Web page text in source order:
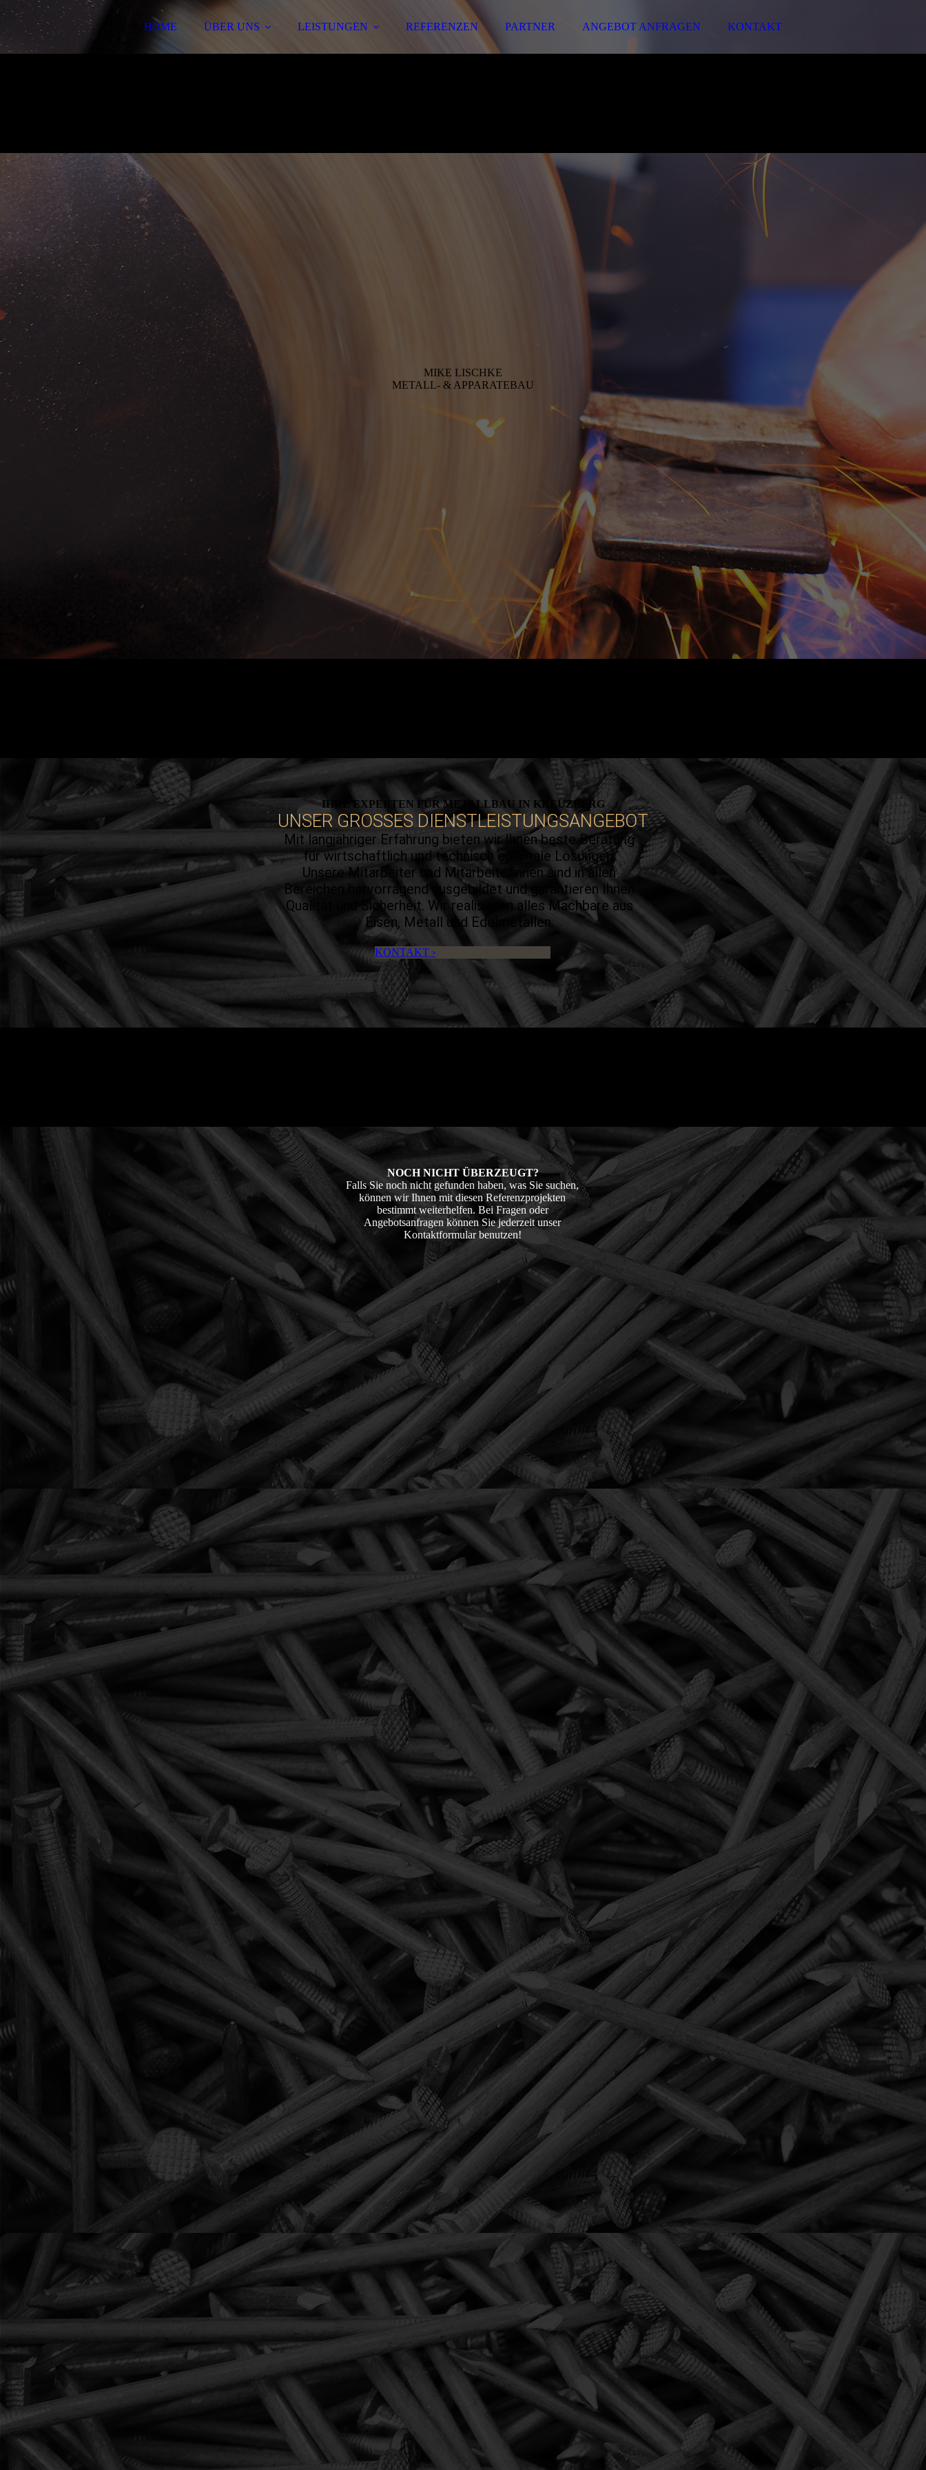
HOME ÜBER UNS LEISTUNGEN REFERENZEN PARTNER ANGEBOT ANFRAGEN KONTAKT
MIKE LISCHKE
METALL- & APPARATEBAU
IHRE EXPERTEN FÜR METALL­BAU IN KREUZBERG
UNSER GROS­SES DIENST­LEISTUNGS­ANGEBOT
Mit langjähriger Erfahrung bieten wir Ihnen beste Beratung
für wirtschaftlich und technisch optimale Lösungen.
Unsere Mitarbeiter und Mitarbeiterinnen sind in allen
Bereichen hervorragend ausgebildet und garantieren Ihnen
Qualität und Sicherheit. Wir realisieren alles Machbare aus
Eisen, Metall und Edelmetallen.
KONTAKT ›
NOCH NICHT ÜBERZEUGT?
Falls Sie noch nicht gefunden haben, was Sie suchen,
können wir Ihnen mit diesen Referenzprojekten
bestimmt weiterhelfen. Bei Fragen oder
Angebotsanfragen können Sie jederzeit unser
Kontaktformular benutzen!